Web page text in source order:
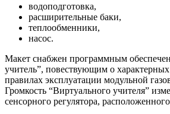
водоподготовка,
расширительные баки,
теплообменники,
насос.
Макет снабжен программным
учитель”, повествующим о
правилах эксплуатации модульной
Громкость “Виртуального учителя”
сенсорного регулятора,